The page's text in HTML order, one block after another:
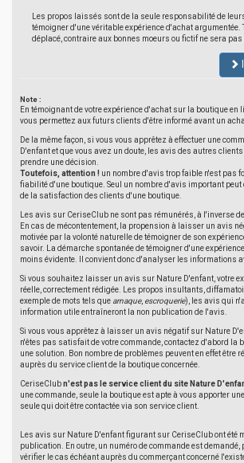
Les propos laissés sont de la seule responsabilité de
témoigner d'une véritable expérience d'achat argumentée.
déplacé, contraire aux bonnes moeurs ou fictif ne sera
Note :
En témoignant de votre expérience d'achat sur la boutique en
vous permettez aux futurs clients d'être informé avant un
De la même façon, si vous vous apprêtez à effectuer une
D'enfant et que vous avez un doute, les avis des autres
prendre une décision.
Toutefois, attention ! un nombre d'avis trop faible n'est pas
fiabilité d'une boutique. Seul un nombre d'avis important peut
de la satisfaction des clients d'une boutique.
Les avis sur CeriseClub ne sont pas rémunérés, à l'inverse
En cas de mécontentement, la propension à laisser un avis
motivée par la volonté naturelle de témoigner de son
savoir. La démarche spontanée de témoigner d'une
moins évidente. Il convient donc d'analyser les informations
Si vous souhaitez laisser un avis sur Nature D'enfant, votre
réelle, correctement rédigée. Les propos insultants,
exemple de mots tels que arnaque, escroquerie), les avis qui
information utile entraîneront la non publication de l'avis.
Si vous vous apprêtez à laisser un avis négatif sur Nature
n'êtes pas satisfait de votre commande, contactez d'abord la
une solution. Bon nombre de problèmes peuvent en effet être
auprès du service client de la boutique concernée.
CeriseClubn'est pas le service client du site Nature
une commande, seule la boutique est apte à vous apporter
seule qui doit être contactée via son service client.
Les avis sur Nature D'enfant figurant sur CeriseClub ont été
publication. En outre, un numéro de commande est demandé,
vérifier le cas échéant auprès du commerçant concerné